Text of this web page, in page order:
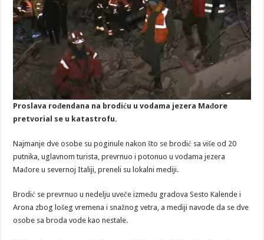
Proslava rođendana na brodiću u vodama jezera Mađore
pretvorial se u katastrofu.
Najmanje dve osobe su poginule nakon što se brodić sa više od 20
putnika, uglavnom turista, prevrnuo i potonuo u vodama jezera
Mađore u severnoj Italiji, preneli su lokalni mediji.
Brodić se prevrnuo u nedelju uveče između gradova Sesto Kalende i
Arona zbog lošeg vremena i snažnog vetra, a mediji navode da se dve
osobe sa broda vode kao nestale.